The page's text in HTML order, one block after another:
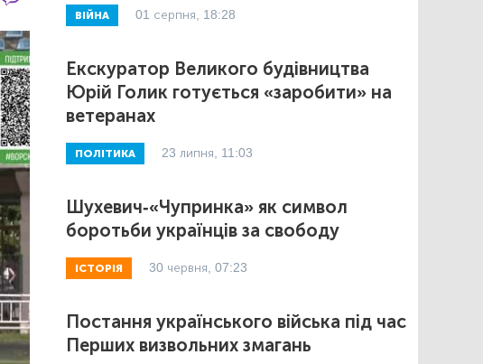
ВІЙНА 01 серпня, 18:28
Екскуратор Великого будівництва
Юрій Голик готується «заробити» на
ветеранах
ПОЛІТИКА 23 липня, 11:03
Шухевич-«Чупринка» як символ
боротьби українців за свободу
ІСТОРІЯ 30 червня, 07:23
Постання українського війська під час
Перших визвольних змагань